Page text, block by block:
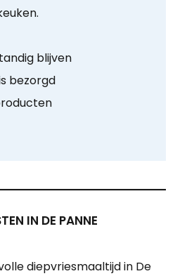
blijven
bezorgd
IN DE PANNE
diepvriesmaaltijd in De